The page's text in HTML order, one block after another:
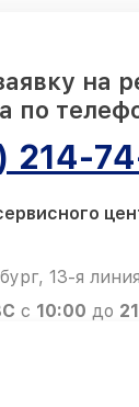
на
по
214-
13-я
с 10:00 до